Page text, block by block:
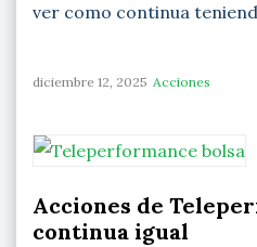
ver como continua
diciembre 12, 2025 Acciones
Acciones de
continua igual